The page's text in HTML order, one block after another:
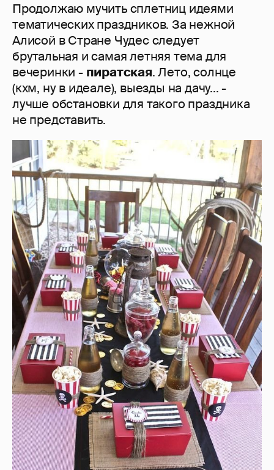
Продолжаю мучить сплетниц идеями
тематических праздников. За нежной
Алисой в Стране Чудес следует
брутальная и самая летняя тема для
вечеринки - пиратская. Лето, солнце
(кхм, ну в идеале), выезды на дачу... -
лучше обстановки для такого праздника
не представить.